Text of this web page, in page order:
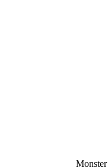
Monster